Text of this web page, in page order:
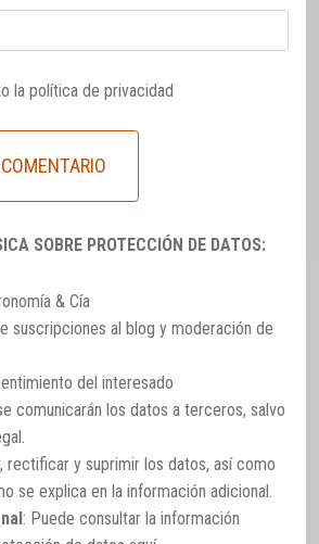
la política de privacidad
SOBRE PROTECCIÓN DE DATOS:
& Cía
suscripciones al blog y moderación de
del interesado
comunicarán los datos a terceros, salvo
rectificar y suprimir los datos, así como
se explica en la información adicional.
: Puede consultar la información